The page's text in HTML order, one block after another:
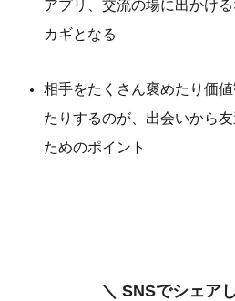
アプリ、交流の場に出かけ
カギとなる
相手をたくさん褒めたり価
たりするのが、出会いから
ためのポイント
＼ SNSでシェア